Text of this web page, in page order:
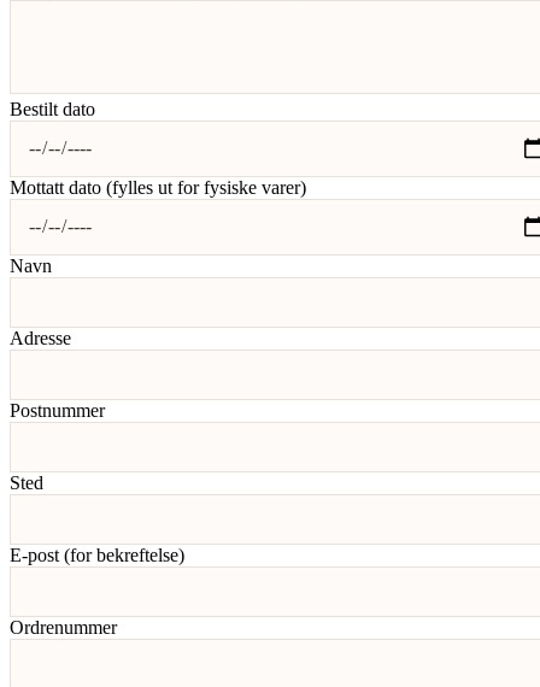
Bestilt dato
Mottatt dato (fylles ut for fysiske varer)
Navn
Adresse
Postnummer
Sted
E-post (for bekreftelse)
Ordrenummer